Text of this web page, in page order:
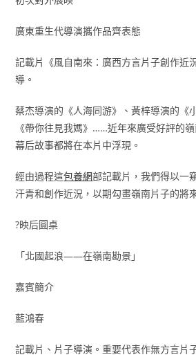
廣東重生代導演攜作品齊表態
記載片《風自南來：廣西方言片子創作近
導。
蔡杰導演的《人海同游》、黃梓導演的《
《帶你往見我媽》……近年來廣受好評的
幕后故事都將在本片中浮現。
經由過程這包養網部記載片，我們得以一
汗青和創作近況，以期勾畫嶺南片子的將
?️映后圓桌
「北國起浪——在嶺南勘景」
嘉賓簡介
藍鴻春
記載片、片子導演。重要代表作無方言片